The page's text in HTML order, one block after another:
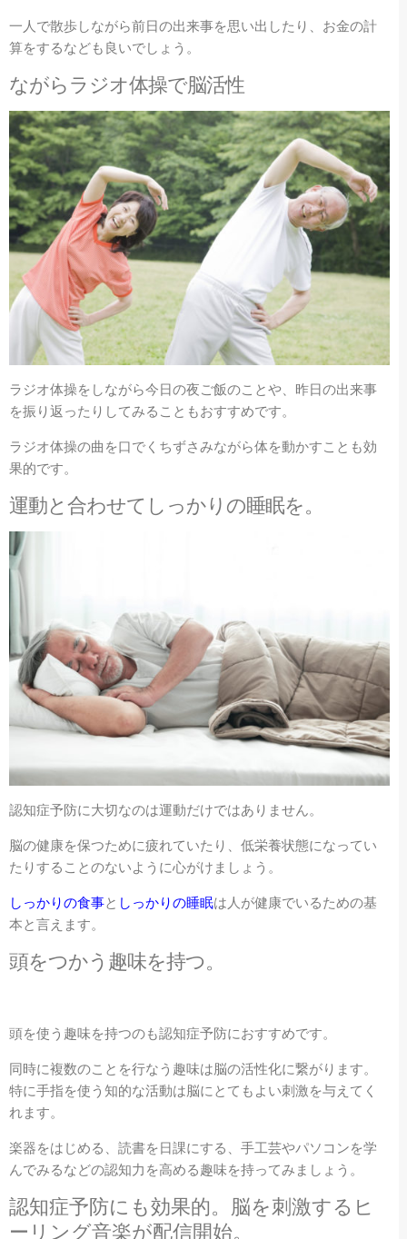
一人で散歩しながら前日の出来事を思い出したり、お金の計
算をするなども良いでしょう。
ながらラジオ体操で脳活性
ラジオ体操をしながら今日の夜ご飯のことや、昨日の出来事
を振り返ったりしてみることもおすすめです。
ラジオ体操の曲を口でくちずさみながら体を動かすことも効
果的です。
運動と合わせてしっかりの睡眠を。
認知症予防に大切なのは運動だけではありません。
脳の健康を保つために疲れていたり、低栄養状態になってい
たりすることのないように心がけましょう。
しっかりの食事と しっかりの睡眠は人が健康でいるための基
本と言えます。
頭をつかう趣味を持つ。
頭を使う趣味を持つのも認知症予防におすすめです。
同時に複数のことを行なう趣味は脳の活性化に繋がります。
特に手指を使う知的な活動は脳にとてもよい刺激を与えてく
れます。
楽器をはじめる、読書を日課にする、手工芸やパソコンを学
んでみるなどの認知力を高める趣味を持ってみましょう。
認知症予防にも効果的。脳を刺激するヒ
ーリング音楽が配信開始。